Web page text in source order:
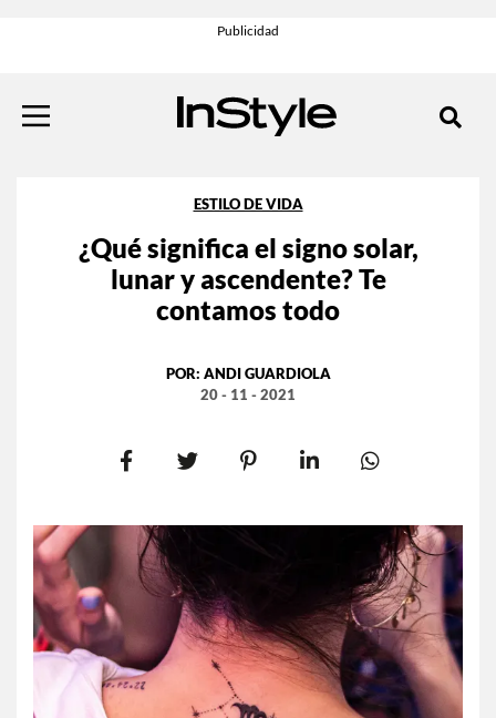
ESTILO DE VIDA
¿Qué significa el signo solar,
lunar y ascendente? Te
contamos todo
POR: ANDI GUARDIOLA
20 - 11 - 2021